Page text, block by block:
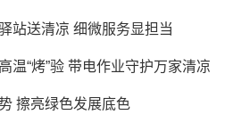
站送清凉 细微服务显担当
温“烤”验 带电作业守护万家清凉
擦亮绿色发展底色